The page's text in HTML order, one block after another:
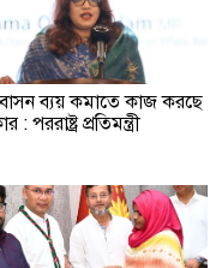
ব্যয় কমা‌তে কাজ কর‌ছে
: পররাষ্ট্র প্রতিমন্ত্রী